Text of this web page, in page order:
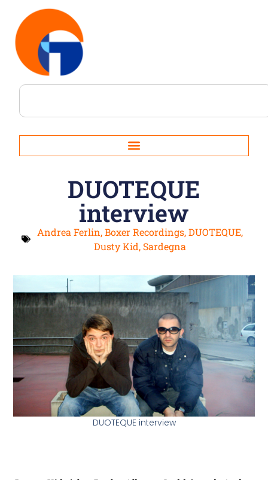
DUOTEQUE
interview
Andrea Ferlin,Boxer Recordings,DUOTEQUE,
Dusty Kid,Sardegna
DUOTEQUE interview